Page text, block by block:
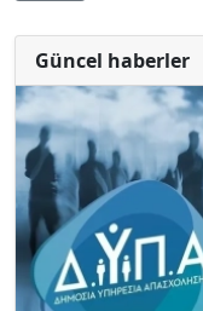
Güncel haberler